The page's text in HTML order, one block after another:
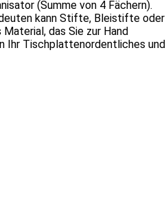
(Summe von 4 Fächern).
kann Stifte, Bleistifte oder
das Sie zur Hand
Ihr Tischplattenordentliches und